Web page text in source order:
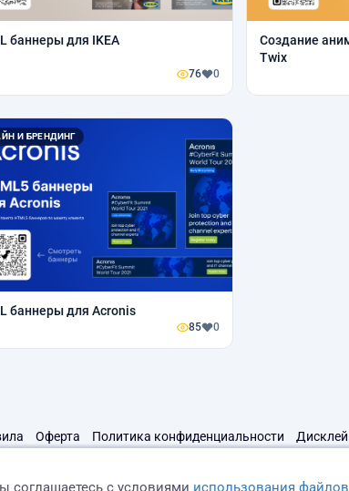
баннеры для IKEA
76 0
Создание
Twix
И БРЕНДИНГ
баннеры для Acronis
85 0
Оферта Политика конфиденциальности
соглашаетесь с условиями использования